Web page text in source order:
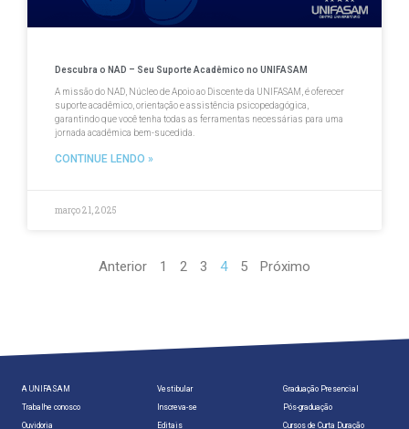
Descubra o NAD – Seu Suporte Acadêmico no UNIFASAM
A missão do NAD, Núcleo de Apoio ao Discente da UNIFASAM, é oferecer
suporte acadêmico, orientação e assistência psicopedagógica,
garantindo que você tenha todas as ferramentas necessárias para uma
jornada acadêmica bem-sucedida.
CONTINUE LENDO »
março 21, 2025
Anterior 1 2 3 4 5 Próximo
A UNIFASAM
Trabalhe conosco
Ouvidoria
Vestibular
Inscreva-se
Editais
Graduação Presencial
Pós-graduação
Cursos de Curta Duração